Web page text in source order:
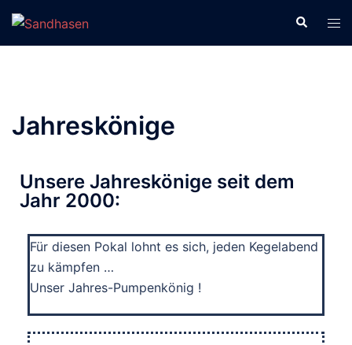
Jahreskönige
Unsere Jahreskönige seit dem
Jahr 2000:
Für diesen Pokal lohnt es sich, jeden Kegelabend
zu kämpfen …
Unser Jahres-Pumpenkönig !